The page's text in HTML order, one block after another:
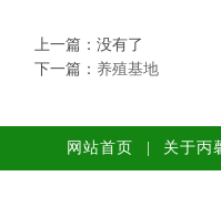
上一篇：没有了
下一篇： 养殖基地
网站首页 关于丙